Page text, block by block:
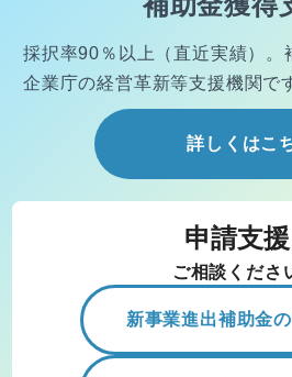
採択率90％以上（直近実績）。
企業庁の経営革新等支援機関で
詳しくはこ
申請支援
ご相談くださ
新事業進出補助金